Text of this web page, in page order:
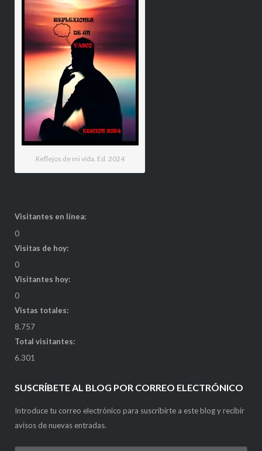
Reflejos de mi vida. Ed. 2024
Visitantes en línea:
0
Visitas de hoy:
0
Visitantes hoy:
0
Vistas totales:
8.757
Total visitantes:
6.301
SUSCRÍBETE AL BLOG POR CORREO ELECTRÓNICO
Introduce tu correo electrónico para suscribirte a este blog y recibir
avisos de nuevas entradas.